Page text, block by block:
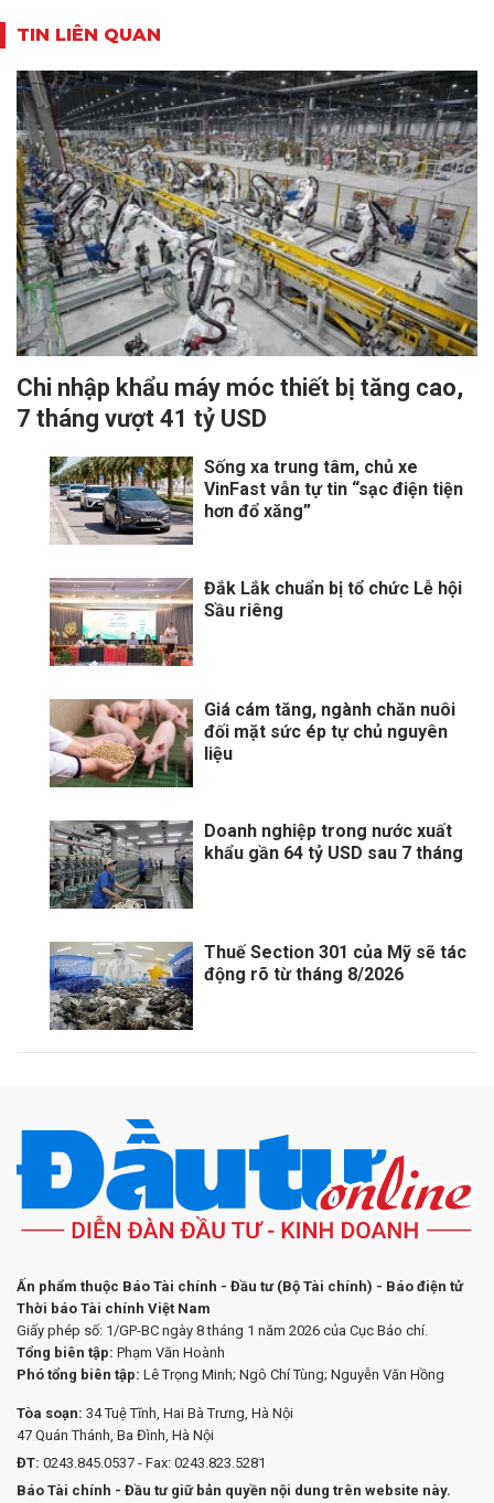
TIN LIÊN QUAN
Chi nhập khẩu máy móc thiết bị tăng cao,
7 tháng vượt 41 tỷ USD
Sống xa trung tâm, chủ xe
VinFast vẫn tự tin “sạc điện tiện
hơn đổ xăng”
Đắk Lắk chuẩn bị tổ chức Lễ hội
Sầu riêng
Giá cám tăng, ngành chăn nuôi
đối mặt sức ép tự chủ nguyên
liệu
Doanh nghiệp trong nước xuất
khẩu gần 64 tỷ USD sau 7 tháng
Thuế Section 301 của Mỹ sẽ tác
động rõ từ tháng 8/2026
Ấn phẩm thuộc Báo Tài chính - Đầu tư (Bộ Tài chính) - Báo điện tử
Thời báo Tài chính Việt Nam
Giấy phép số: 1/GP-BC ngày 8 tháng 1 năm 2026 của Cục Báo chí.
Tổng biên tập: Phạm Văn Hoành
Phó tổng biên tập: Lê Trọng Minh; Ngô Chí Tùng; Nguyễn Văn Hồng
Tòa soạn: 34 Tuệ Tĩnh, Hai Bà Trưng, Hà Nội
47 Quán Thánh, Ba Đình, Hà Nội
ĐT: 0243.845.0537 - Fax: 0243.823.5281
Báo Tài chính - Đầu tư giữ bản quyền nội dung trên website này.